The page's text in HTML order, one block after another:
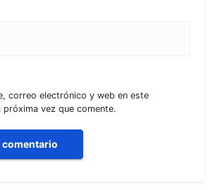
correo electrónico y web en este
próxima vez que comente.